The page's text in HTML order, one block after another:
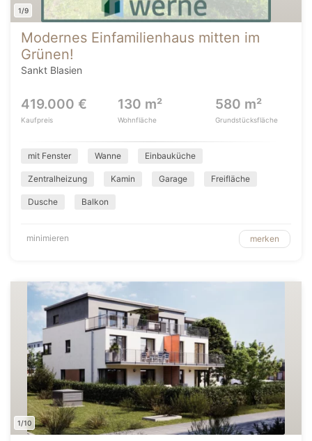
1/9
Modernes Einfamilienhaus mitten im
Grünen!
Sankt Blasien
419.000 €
Kaufpreis
130 m²
Wohnfläche
580 m²
Grundstücksfläche
mit Fenster Wanne Einbauküche
Zentralheizung Kamin Garage Freifläche
Dusche Balkon
minimieren merken
1/10